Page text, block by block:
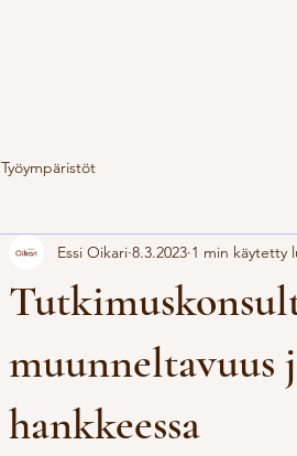
Työympäristöt
muunneltavuus
hankkeessa
Essi Oikari 8.3.2023 1 min käytetty